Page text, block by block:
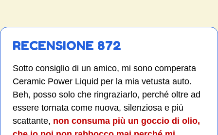
RECENSIONE 872
Sotto consiglio di un amico, mi sono comperata
Ceramic Power Liquid per la mia vetusta auto.
Beh, posso solo che ringraziarlo, perché oltre ad
essere tornata come nuova, silenziosa e più
scattante, non consuma più un goccio di olio,